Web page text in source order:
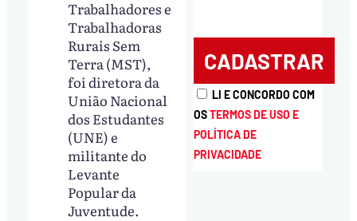
Trabalhadores e
Trabalhadoras
Rurais Sem
Terra (MST),
foi diretora da
União Nacional
dos Estudantes
(UNE) e
militante do
Levante
Popular da
Juventude.
LI E CONCORDO COM
OSTERMOS DE USO E
POLÍTICA DE
PRIVACIDADE